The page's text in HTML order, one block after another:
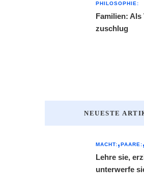
PHILOSOPHIE:
Familien: Als
zuschlug
NEUESTE
MACHT: PAARE:
Lehre sie,
unterwerfe